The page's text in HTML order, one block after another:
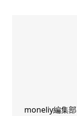
moneliy編集部